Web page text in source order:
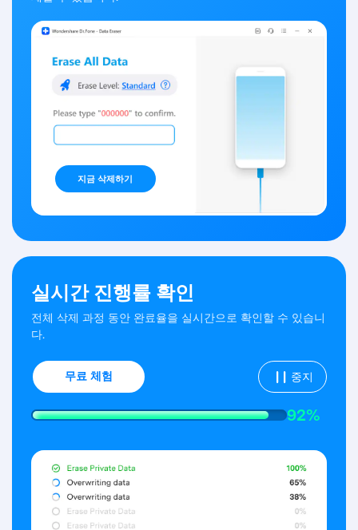
지금 삭제하기
실시간 진행률 확인
전체 삭제 과정 동안 완료율을 실시간으로 확인할 수 있습니
다.
무료 체험 중지
97%